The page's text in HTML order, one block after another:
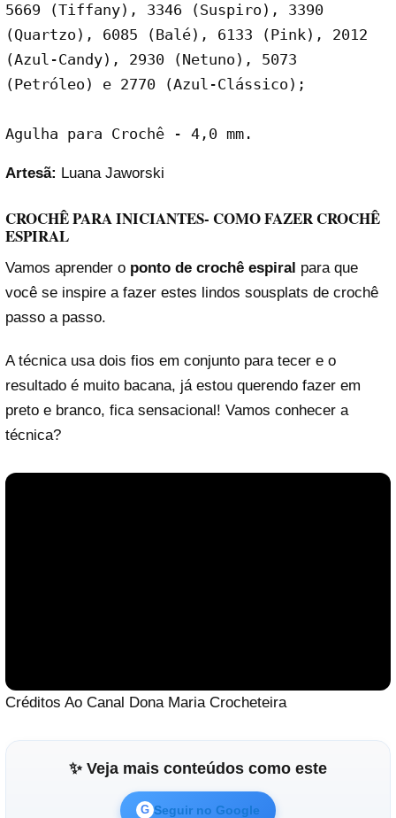
5669 (Tiffany), 3346 (Suspiro), 3390
(Quartzo), 6085 (Balé), 6133 (Pink), 2012
(Azul-Candy), 2930 (Netuno), 5073
(Petróleo) e 2770 (Azul-Clássico);
Agulha para Crochê - 4,0 mm.
Artesã: Luana Jaworski
CROCHÊ PARA INICIANTES- COMO FAZER CROCHÊ
ESPIRAL
Vamos aprender o ponto de crochê espiral para que
você se inspire a fazer estes lindos sousplats de crochê
passo a passo.
A técnica usa dois fios em conjunto para tecer e o
resultado é muito bacana, já estou querendo fazer em
preto e branco, fica sensacional! Vamos conhecer a
técnica?
Créditos Ao Canal Dona Maria Crocheteira
✨ Veja mais conteúdos como este
G Seguir no Google